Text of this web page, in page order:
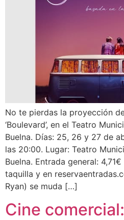
No te pierdas la proyección
‘Boulevard’, en el Teatro
Buelna. Días: 25, 26 y 27 de
las 20:00. Lugar: Teatro
Buelna. Entrada general:
taquilla y en
Ryan) se muda […]
Cine